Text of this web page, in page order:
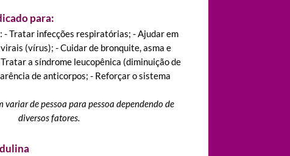
para:
- Tratar infecções respiratórias; - Ajudar em
(vírus); - Cuidar de bronquite, asma e
a síndrome leucopênica (diminuição de
de anticorpos; - Reforçar o sistema
variar de pessoa para pessoa dependendo de
diversos fatores.